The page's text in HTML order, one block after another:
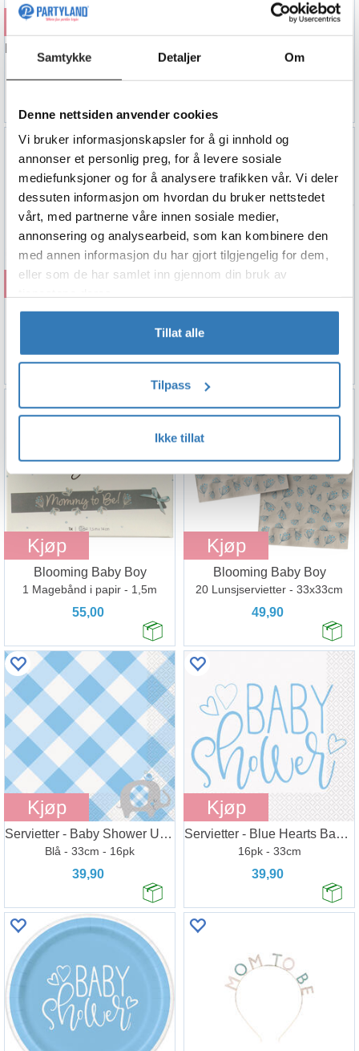
Samtykke Detaljer Om
Denne nettsiden anvender cookies
Vi bruker informasjonskapsler for å gi innhold og
annonser et personlig preg, for å levere sosiale
mediefunksjoner og for å analysere trafikken vår. Vi deler
dessuten informasjon om hvordan du bruker nettstedet
vårt, med partnerne våre innen sosiale medier,
annonsering og analysearbeid, som kan kombinere den
med annen informasjon du har gjort tilgjengelig for dem,
eller som de har samlet inn gjennom din bruk av
Tillat alle
Tilpass
Ikke tillat
Kjøp
2.5dl - 8pk 25cm - 10pk
Kjøp
Blooming Baby Boy
6 Gummiballonger - 33cm (13")
Kjøp
Blooming Baby Boy
1 Flaggbanner i papir - 6m
Kjøp
Blooming Baby Boy
1 Magebånd i papir - 1,5m
55,00
Kjøp
Blooming Baby Boy
20 Lunsjservietter - 33x33cm
49,90
Kjøp
Servietter - Baby Shower Umbrellaphants
Blå - 33cm - 16pk
39,90
Kjøp
Servietter - Blue Hearts Baby Shower
16pk - 33cm
39,90